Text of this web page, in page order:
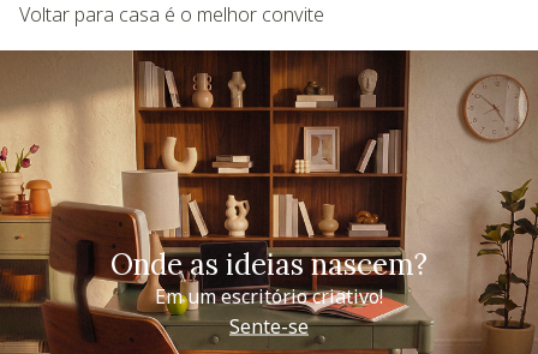
Voltar para casa é o melhor convite
Onde as ideias nascem?
Em um escritório criativo!
Sente-se